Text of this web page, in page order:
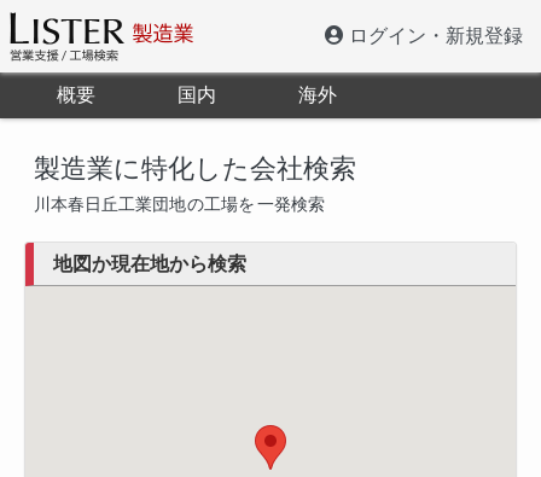
ログイン・新規登録
概要 国内 海外
製造業に特化した会社検索
川本春日丘工業団地の工場を一発検索
地図か現在地から検索